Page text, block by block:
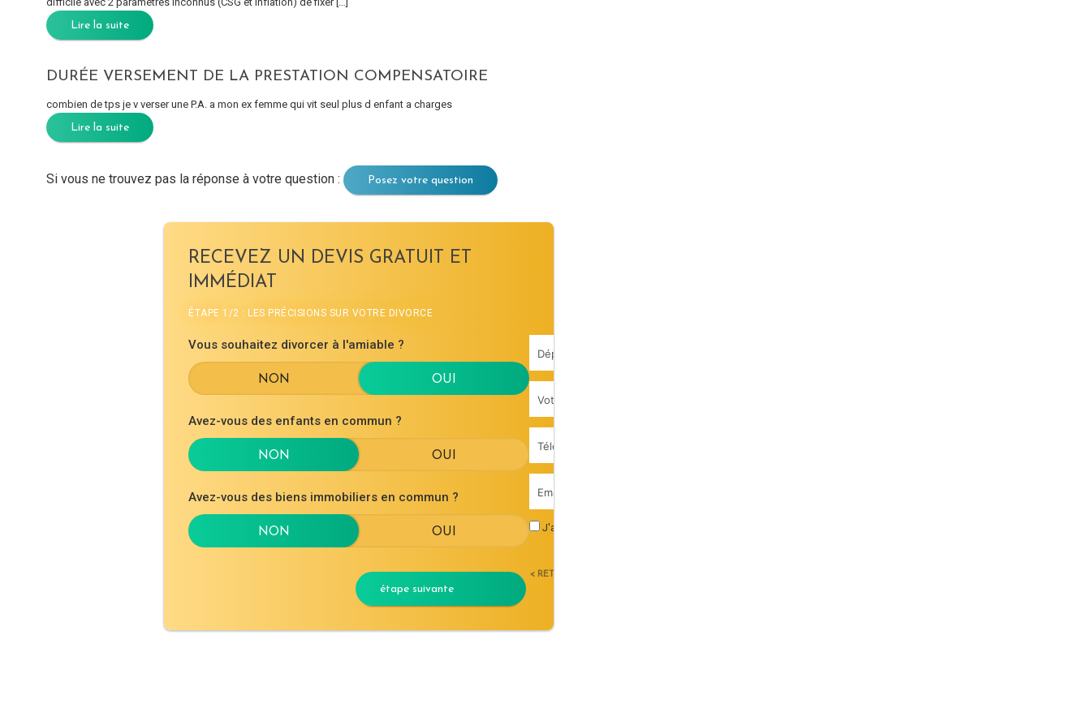
Lire la suite
DURÉE VERSEMENT DE LA PRESTATION COMPENSATOIRE
combien de tps je v verser une P.A. a mon ex femme qui vit seul plus d enfant a charges
Lire la suite
Si vous ne trouvez pas la réponse à votre question : Posez votre question
RECEVEZ UN DEVIS GRATUIT ET
IMMÉDIAT
ÉTAPE 1/2 : LES PRÉCISIONS SUR VOTRE DIVORCE
Vous souhaitez divorcer à l'amiable ?
Avez-vous des enfants en commun ?
Avez-vous des biens immobiliers en commun ?
étape suivante
J'accepte les
< RETOUR